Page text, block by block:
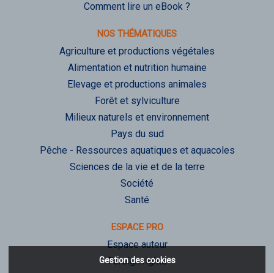
Gestion des cookies
Comment lire un eBook ?
NOS THÉMATIQUES
Agriculture et productions végétales
Alimentation et nutrition humaine
Elevage et productions animales
Forêt et sylviculture
Milieux naturels et environnement
Pays du sud
Pêche - Ressources aquatiques et aquacoles
Sciences de la vie et de la terre
Société
Santé
ESPACE PRO
Espace auteur
Foreign rights